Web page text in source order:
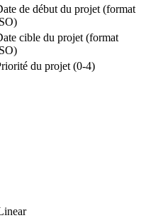
de début du projet (format
cible du projet (format
du projet (0-4)